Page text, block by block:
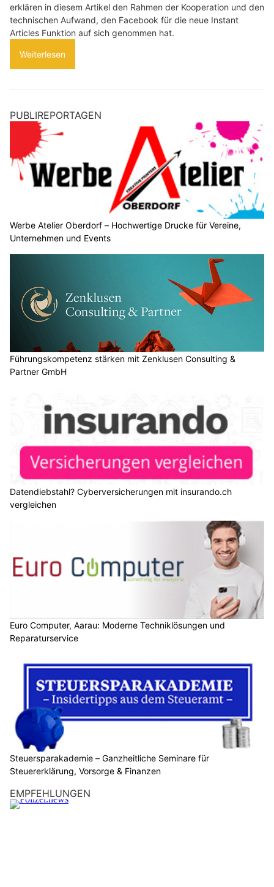
erklären in diesem Artikel den Rahmen der Kooperation und den
technischen Aufwand, den Facebook für die neue Instant
Articles Funktion auf sich genommen hat.
Weiterlesen
PUBLIREPORTAGEN
Werbe Atelier Oberdorf – Hochwertige Drucke für Vereine,
Unternehmen und Events
Führungskompetenz stärken mit Zenklusen Consulting &
Partner GmbH
Datendiebstahl? Cyberversicherungen mit insurando.ch
vergleichen
Euro Computer, Aarau: Moderne Techniklösungen und
Reparaturservice
Steuersparakademie – Ganzheitliche Seminare für
Steuererklärung, Vorsorge & Finanzen
EMPFEHLUNGEN